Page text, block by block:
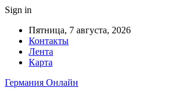
Sign in
Пятница, 7 августа, 2026
Контакты
Лента
Карта
Германия Онлайн